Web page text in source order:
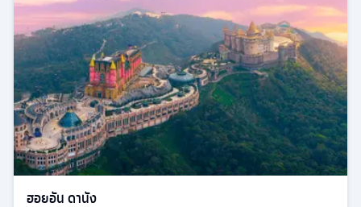
ฮอยอัน ดานัง